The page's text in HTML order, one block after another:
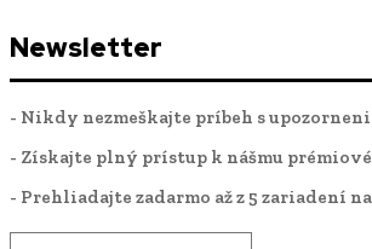
Newsletter
- Nikdy nezmeškajte príbeh s
- Získajte plný prístup k nášmu
- Prehliadajte zadarmo až z 5 zariadení